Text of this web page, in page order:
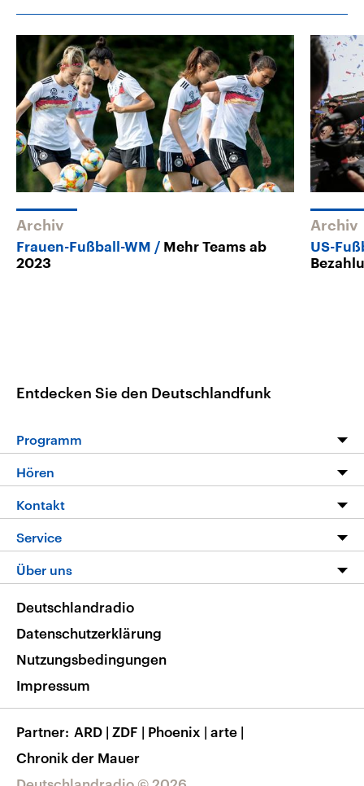
Archiv
Frauen-Fußball-WM
Mehr Teams ab
2023
Archiv
US-
Entdecken Sie den Deutschlandfunk
Programm
Programm
Die Nachrichten
Nachrichtenleicht
Neue Beiträge auf dlf.de
Hören
Livestream
Podcasts
Deutschlandfunk App
Nachrichten App
Frequenzen
Kontakt
Hörerservice
Service
FAQ
Veranstaltungen
Musikliste
RSS
Über uns
Barrierefreiheit
Deutschlandradio
Datenschutzerklärung
Nutzungsbedingungen
Impressum
Partner ARD | ZDF | Phoenix | arte |
Chronik der Mauer